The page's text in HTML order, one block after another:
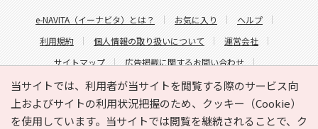
当サイトでは、利用者が当サイトを閲覧する際のサービス向
上およびサイトの利用状況把握のため、クッキー（Cookie）
を使用しています。当サイトでは閲覧を継続されることで、ク
e-NAVITA（イーナビタ）とは？ お気に入り
ヘルプ
利用規約
個人情報の取り扱いについて
運営会社
サイトマップ
広告掲載に関するお問い合わせ
サイトの内容に関するお問い合わせ